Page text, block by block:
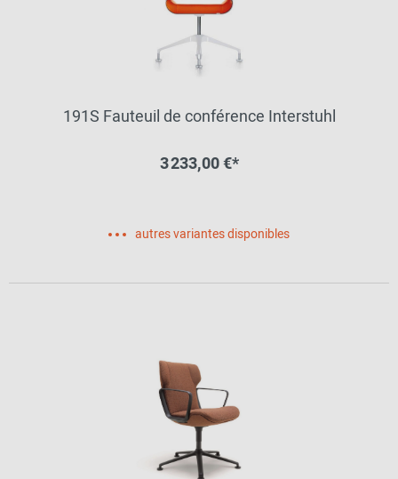
191S Fauteuil de conférence Interstuhl
3 233,00 €*
autres variantes disponibles